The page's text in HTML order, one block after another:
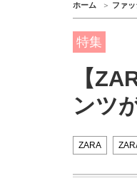
ホーム ファ
特集
【
ンツ
ZARA